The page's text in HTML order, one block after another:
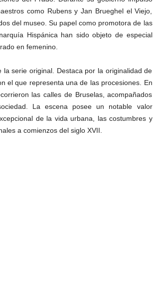
como Rubens y Jan Brueghel el Viejo,
del museo. Su papel como promotora de las
Hispánica han sido objeto de especial
en femenino.
serie original. Destaca por la originalidad de
el que representa una de las procesiones. En
las calles de Bruselas, acompañados
La escena posee un notable valor
de la vida urbana, las costumbres y
a comienzos del siglo XVII.